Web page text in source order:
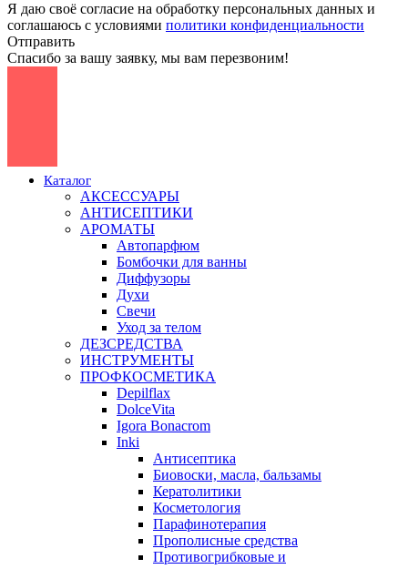
Я даю своё согласие на обработку персональных данных и
соглашаюсь с условиями политики конфиденциальности
Отправить
Спасибо за вашу заявку, мы вам перезвоним!
Каталог
АКСЕССУАРЫ
АНТИСЕПТИКИ
АРОМАТЫ
Автопарфюм
Бомбочки для ванны
Диффузоры
Духи
Свечи
Уход за телом
ДЕЗСРЕДСТВА
ИНСТРУМЕНТЫ
ПРОФКОСМЕТИКА
Depilflax
DolceVita
Igora Bonacrom
Inki
Антисептика
Биовоски, масла, бальзамы
Кератолитики
Косметология
Парафинотерапия
Прополисные средства
Противогрибковые и